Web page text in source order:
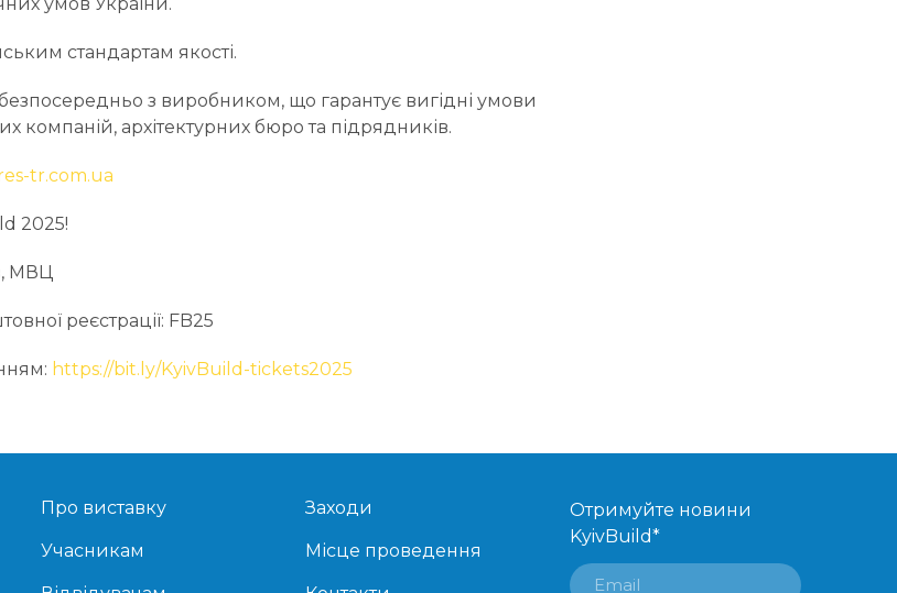
стандартам якості.
з виробником, що гарантує вигідні умови
компаній, архітектурних бюро та підрядників.
tr.com.ua
2025!
МВЦ
реєстрації: FB25
https://bit.ly/KyivBuild-tickets2025
Про виставку
Учасникам
Заходи
Місце проведення
Отримуйте новини
KyivBuild*